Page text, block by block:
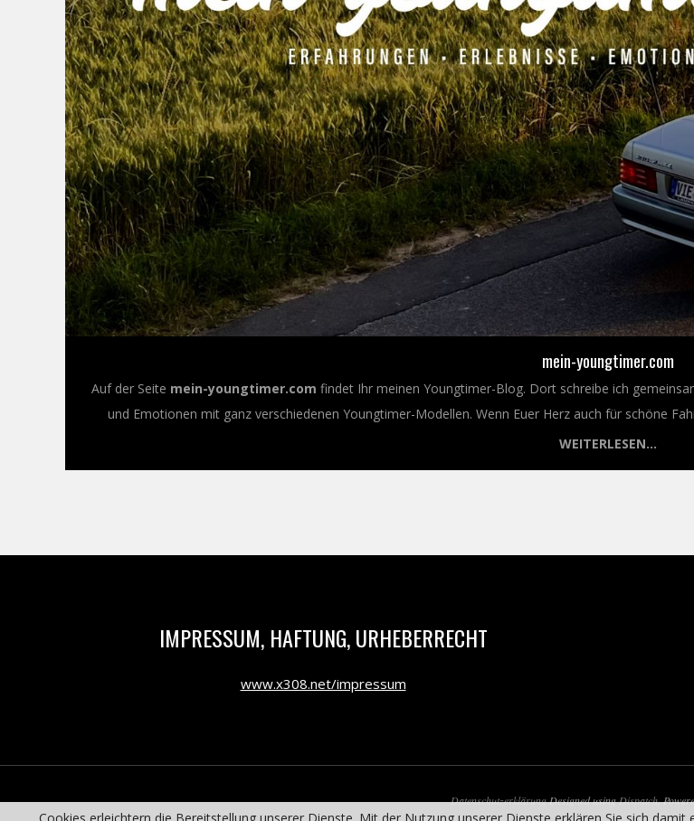
mein-youngtimer.com
Auf der Seite mein-youngtimer.com findet Ihr meinen Youngtimer-Blog. Dort schreibe ich
und Emotionen mit ganz verschiedenen Youngtimer-Modellen. Wenn Euer Herz auch für schöne
WEITERLESEN...
IMPRESSUM, HAFTUNG, URHEBERRECHT
www.x308.net/impressum
DatenschutzerklärungDesigned usingDispatch.